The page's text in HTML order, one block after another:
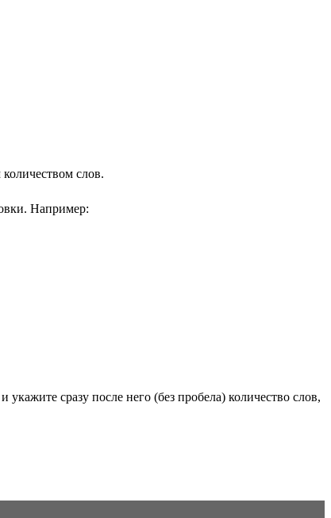
слов.
Например:
сразу после него (без пробела) количество слов,